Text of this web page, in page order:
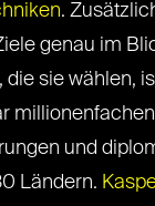
.
genau im
sie wählen,
und
Ländern.